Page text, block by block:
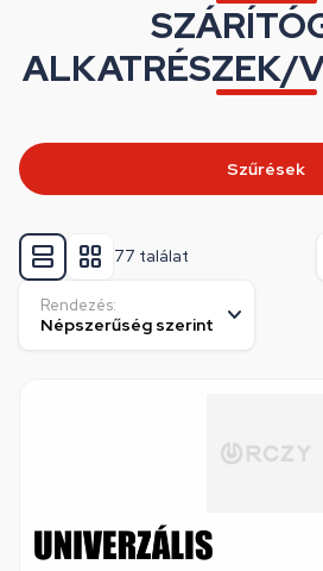
ALKATRÉSZEK/
77 találat
Rendezés:
Szűrések